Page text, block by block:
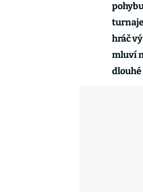
hráč
mluví